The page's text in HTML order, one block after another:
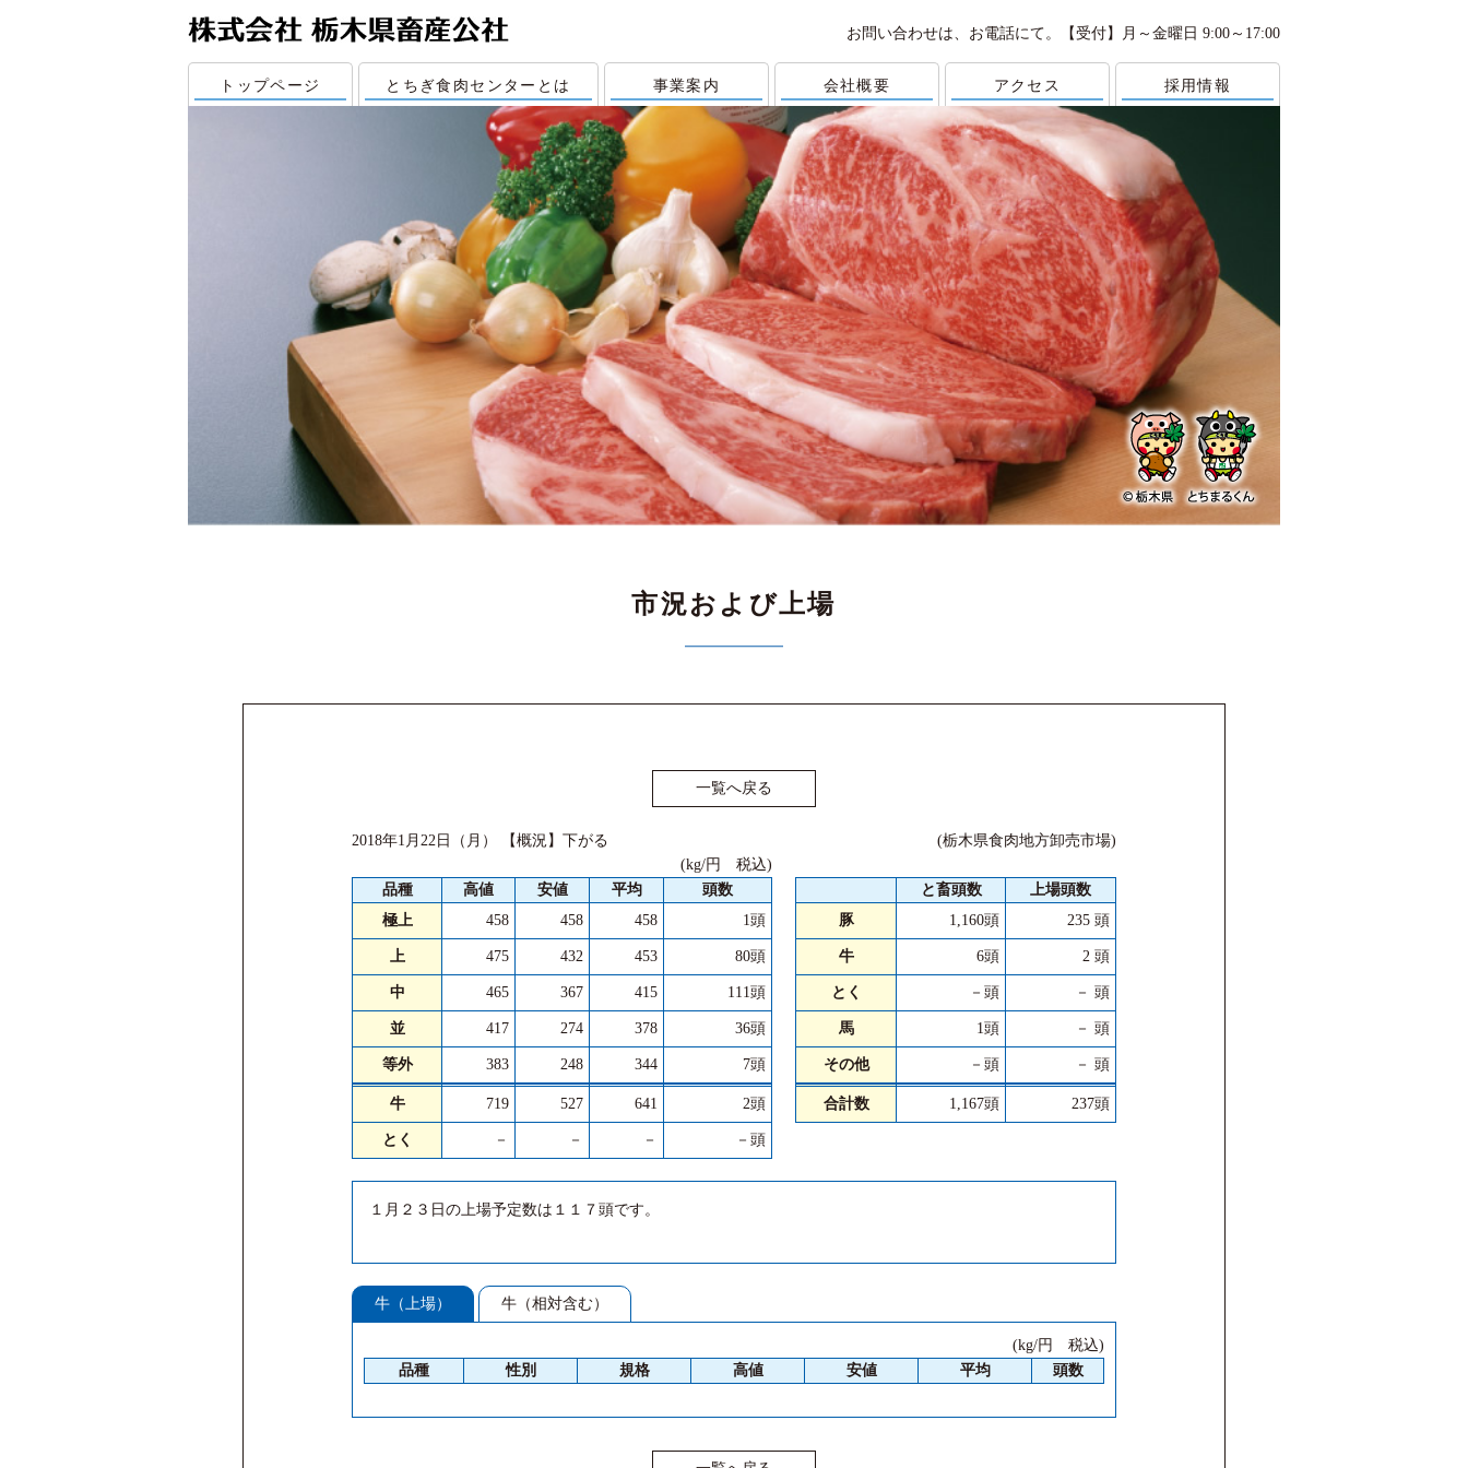
お問い合わせは、お電話にて。 【受付】月～金曜日 9:00～17:00
トップページ とちぎ食肉センターとは 事業案内 会社概要 アクセス 採用情報
市況および上場
一覧へ戻る
2018年1月22日（月） 【概況】下がる
(栃木県食肉地方卸売市場)
(kg/円 税込)
品種
高値 安値 平均
頭数
極上
458 458 458 1頭
上 475 432 453 80頭
中 465 367 415 111頭
並 417 274 378 36頭
等外 383 248 344 7頭
牛 719 527 641 2頭
とく － － － －頭
と畜頭数
上場頭数
豚
1,160頭 235 頭
牛 6頭 2 頭
とく －頭 － 頭
馬 1頭 － 頭
その他 －頭 － 頭
合計数 1,167頭 237頭
１月２３日の上場予定数は１１７頭です。
牛（上場） 牛（相対含む）
(kg/円 税込)
品種
性別 規格 高値 安値 平均 頭数